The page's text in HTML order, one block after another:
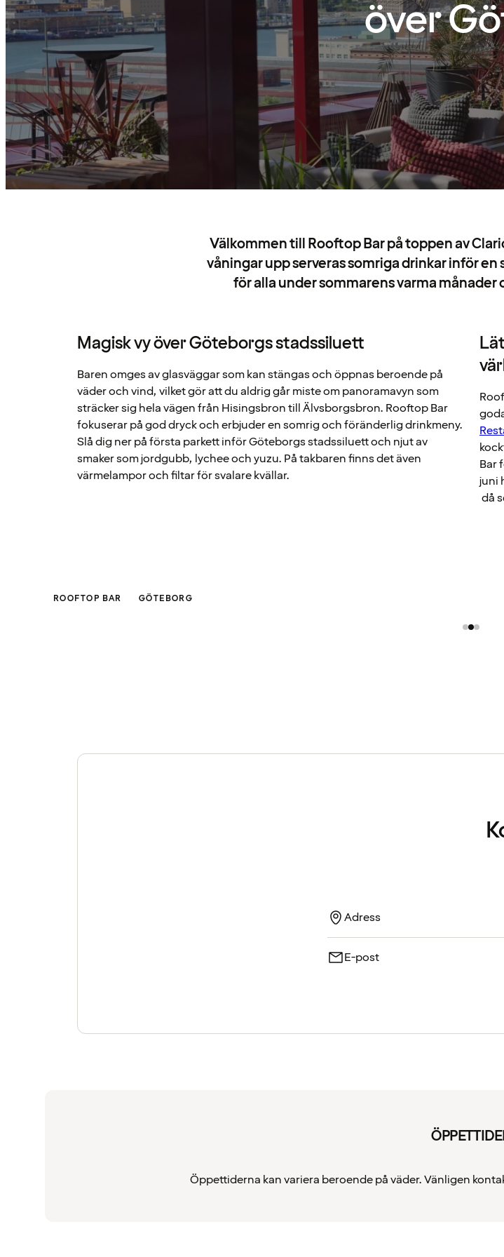
över
Välkommen till Rooftop Bar på toppen av
våningar upp serveras somriga drinkar inför
för alla under sommarens varma månader
Magisk vy över Göteborgs stadssiluett
Baren omges av glasväggar som kan stängas och öppnas beroende på
väder och vind, vilket gör att du aldrig går miste om panoramavyn som
sträcker sig hela vägen från Hisingsbron till Älvsborgsbron. Rooftop Bar
fokuserar på god dryck och erbjuder en somrig och föränderlig drinkmeny.
Slå dig ner på första parkett inför Göteborgs stadssiluett och njut av
smaker som jordgubb, lychee och yuzu. På takbaren finns det även
värmelampor och filtar för svalare kvällar.
Bar
juni
då
ROOFTOP BAR GÖTEBORG
Adress
E-post
Öppettiderna kan variera beroende på väder. Vänligen